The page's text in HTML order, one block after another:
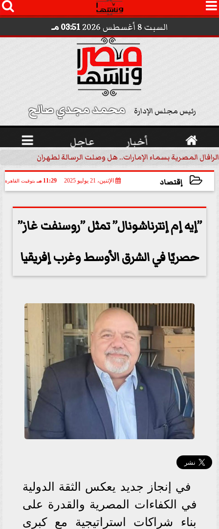
 
السبت 8 أغسطس 2026 03:51 مـ
رئيس مجلس الإدارة محمد مجدي صالح
 أخبار عاجل 
الرافال المصرية بسماء الإمارات.. هل وصلت الرسالة لطهران؟..
إقتصاد الإثنين، 21 يوليو 2025 11:29 مـ بتوقيت القاهرة
”إيه إم إنترناشونال” تمثل ”روسنفت غاز”
حصريًا في الشرق الأوسط وغرب إفريقيا
في إنجاز جديد يعكس الثقة الدولية
في الكفاءات المصرية والقدرة على
بناء شراكات استراتيجية مع كبرى